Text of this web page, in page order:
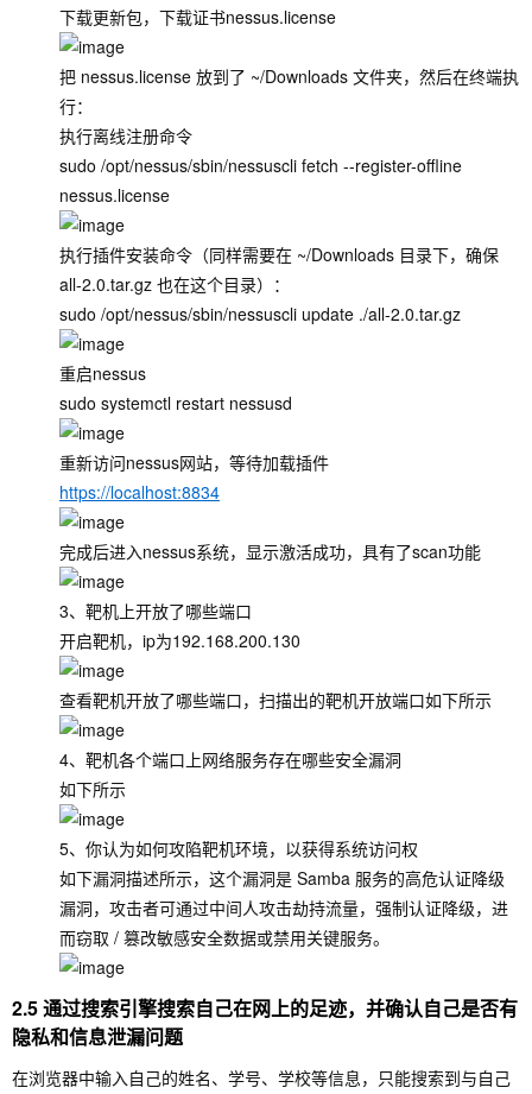
下载更新包，下载证书nessus.license
把 nessus.license 放到了 ~/Downloads 文件夹，然后在终端执
行：
执行离线注册命令
sudo /opt/nessus/sbin/nessuscli fetch --register-offline
nessus.license
执行插件安装命令（同样需要在 ~/Downloads 目录下，确保
all-2.0.tar.gz 也在这个目录）：
sudo /opt/nessus/sbin/nessuscli update ./all-2.0.tar.gz
重启nessus
sudo systemctl restart nessusd
重新访问nessus网站，等待加载插件
https://localhost:8834
完成后进入nessus系统，显示激活成功，具有了scan功能
3、靶机上开放了哪些端口
开启靶机，ip为192.168.200.130
查看靶机开放了哪些端口，扫描出的靶机开放端口如下所示
4、靶机各个端口上网络服务存在哪些安全漏洞
如下所示
5、你认为如何攻陷靶机环境，以获得系统访问权
如下漏洞描述所示，这个漏洞是 Samba 服务的高危认证降级
漏洞，攻击者可通过中间人攻击劫持流量，强制认证降级，进
而窃取 / 篡改敏感安全数据或禁用关键服务。
2.5 通过搜索引擎搜索自己在网上的足迹，并确认自己是否有
隐私和信息泄漏问题
在浏览器中输入自己的姓名、学号、学校等信息，只能搜索到与自己